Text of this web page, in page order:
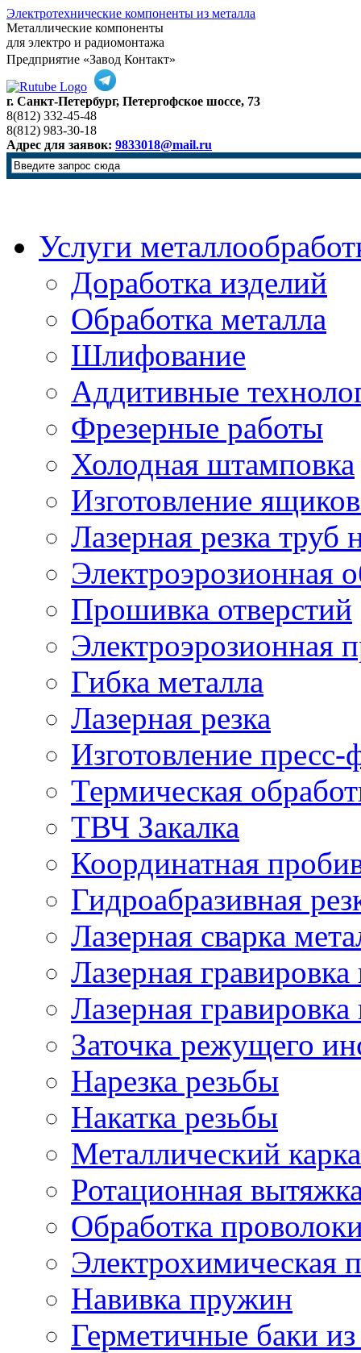
Электротехнические компоненты из металла
Металлические компоненты
для электро и радиомонтажа
Предприятие «Завод Контакт»
г. Санкт-Петербург, Петергофское шоссе, 73
8(812) 332-45-48
8(812) 983-30-18
Адрес для заявок: 9833018@mail.ru
Услуги
Доработка изделий
Обработка металла
Шлифование
Аддитивные
Фрезерные работы
Холодная штамповка
Изготовление
Лазерная резка труб
Электроэрозионная
Прошивка отверстий
Электроэрозионная
Гибка металла
Лазерная резка
Изготовление
Термическая
ТВЧ Закалка
Координатная
Гидроабразивная
Лазерная сварка
Лазерная гравировка
Лазерная
Заточка режущего
Нарезка резьбы
Накатка резьбы
Металлический
Ротационная
Обработка
Электрохимическая
Навивка пружин
Герметичные баки